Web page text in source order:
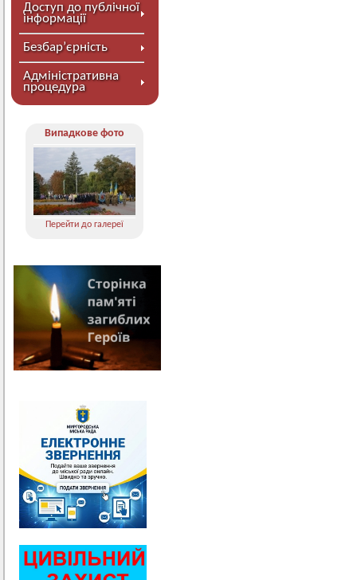
Доступ до публічної
інформації
Безбар’єрність
Адміністративна
процедура
Випадкове фото
Перейти до галереї